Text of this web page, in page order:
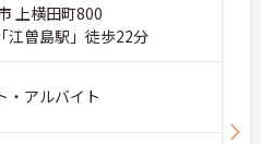
上横田町800
江曽島駅」徒歩22分
・アルバイト